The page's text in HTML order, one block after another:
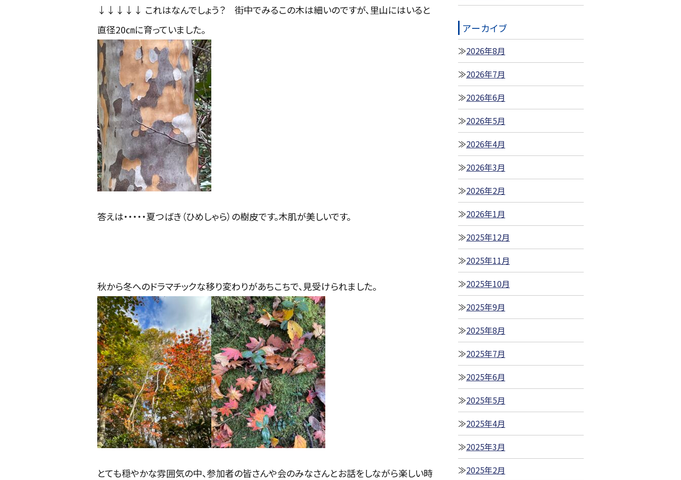
↓↓↓↓↓ これはなんでしょう？ 街中でみるこの木は細いのですが、里山にはいると
直径20㎝に育っていました。
答えは・・・・・夏つばき（ひめしゃら）の樹皮です。木肌が美しいです。
秋から冬へのドラマチックな移り変わりがあちこちで、見受けられました。
とても穏やかな雰囲気の中、参加者の皆さんや会のみなさんとお話をしながら楽しい時
アーカイブ
2026年8月
2026年7月
2026年6月
2026年5月
2026年4月
2026年3月
2026年2月
2026年1月
2025年12月
2025年11月
2025年10月
2025年9月
2025年8月
2025年7月
2025年6月
2025年5月
2025年4月
2025年3月
2025年2月